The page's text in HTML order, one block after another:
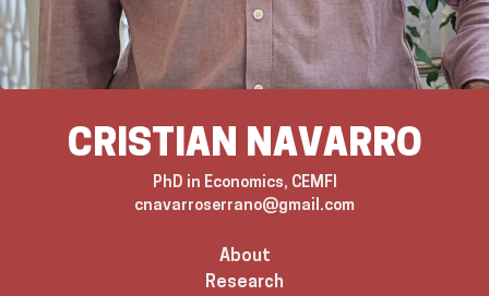
CRISTIAN NAVARRO
PhD in Economics, CEMFI
cnavarroserrano@gmail.com
About
Research